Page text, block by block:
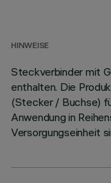
HINWEISE
Steckverbinder mit
enthalten. Die
(Stecker / Buchse)
Anwendung in
Versorgungseinheit